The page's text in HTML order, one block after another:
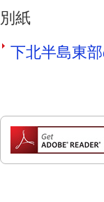
別紙
下北半島東